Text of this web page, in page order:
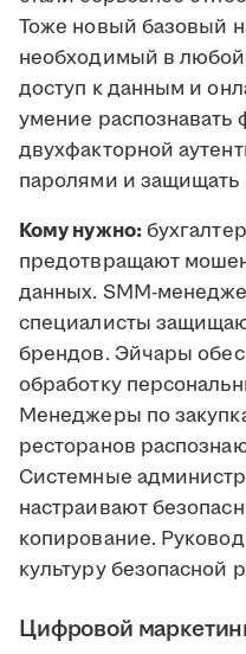
Тоже новый базовый
необходимый в
доступ к данным и
умение распознавать
двухфакторной
паролями и защищать
Кому нужно:
предотвращают
данных. SMM-
специалисты
брендов. Эйчары
обработку
Менеджеры по
ресторанов
Системные
настраивают
копирование.
культуру безопасной
Цифровой